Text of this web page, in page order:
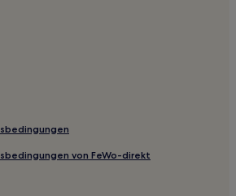
Chiba Shin-Kamagaya
Narita Keisei-Sakura
von FeWo-direkt